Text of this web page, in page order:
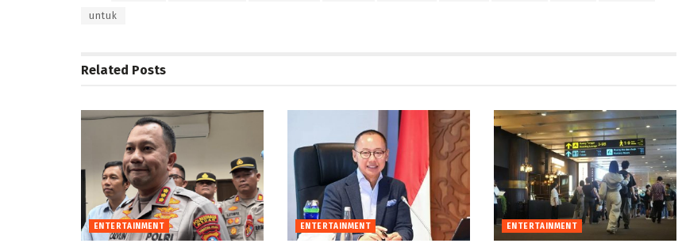
untuk
Related Posts
ENTERTAINMENT ENTERTAINMENT ENTERTAINMENT